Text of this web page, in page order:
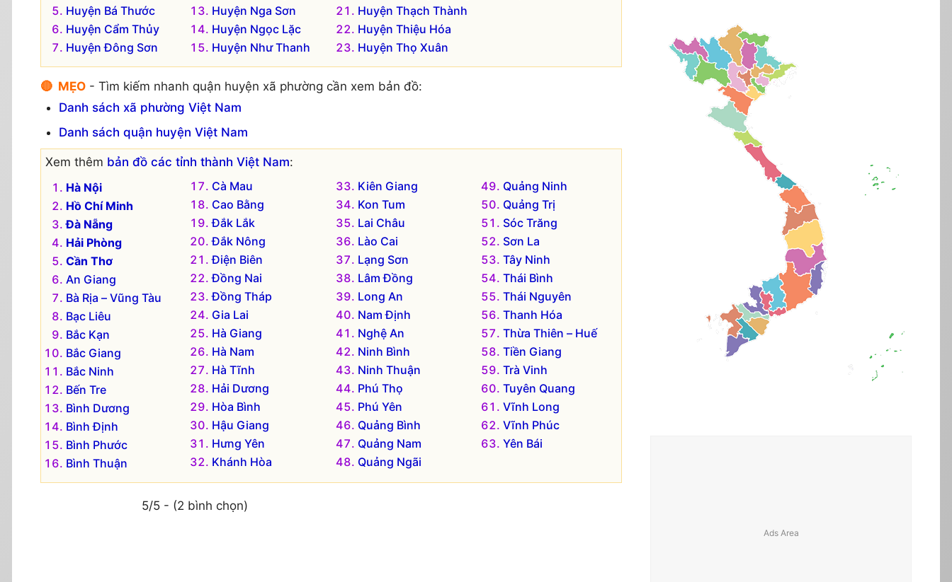
Huyện Bá Thước
Huyện Cẩm Thủy
Huyện Đông Sơn
Huyện Nga Sơn
Huyện Ngọc Lặc
Huyện Như Thanh
Huyện Thạch Thành
Huyện Thiệu Hóa
Huyện Thọ Xuân
🔴 MẸO - Tìm kiếm nhanh quận huyện xã phường cần xem bản đồ:
Danh sách xã phường Việt Nam
Danh sách quận huyện Việt Nam
Xem thêm bản đồ các tỉnh thành Việt Nam:
Hà Nội
Hồ Chí Minh
Đà Nẵng
Hải Phòng
Cần Thơ
An Giang
Bà Rịa – Vũng Tàu
Bạc Liêu
Bắc Kạn
Bắc Giang
Bắc Ninh
Bến Tre
Bình Dương
Bình Định
Bình Phước
Bình Thuận
Cà Mau
Cao Bằng
Đắk Lắk
Đắk Nông
Điện Biên
Đồng Nai
Đồng Tháp
Gia Lai
Hà Giang
Hà Nam
Hà Tĩnh
Hải Dương
Hòa Bình
Hậu Giang
Hưng Yên
Khánh Hòa
Kiên Giang
Kon Tum
Lai Châu
Lào Cai
Lạng Sơn
Lâm Đồng
Long An
Nam Định
Nghệ An
Ninh Bình
Ninh Thuận
Phú Thọ
Phú Yên
Quảng Bình
Quảng Nam
Quảng Ngãi
Quảng Ninh
Quảng Trị
Sóc Trăng
Sơn La
Tây Ninh
Thái Bình
Thái Nguyên
Thanh Hóa
Thừa Thiên – Huế
Tiền Giang
Trà Vinh
Tuyên Quang
Vĩnh Long
Vĩnh Phúc
Yên Bái
5/5 - (2 bình chọn)